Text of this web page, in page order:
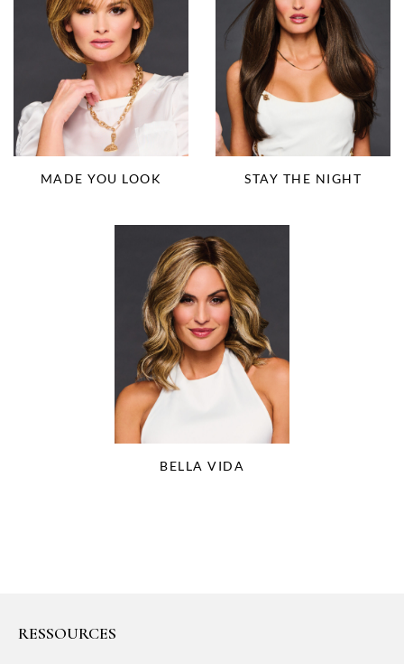
MADE YOU LOOK STAY THE NIGHT
BELLA VIDA
RESSOURCES